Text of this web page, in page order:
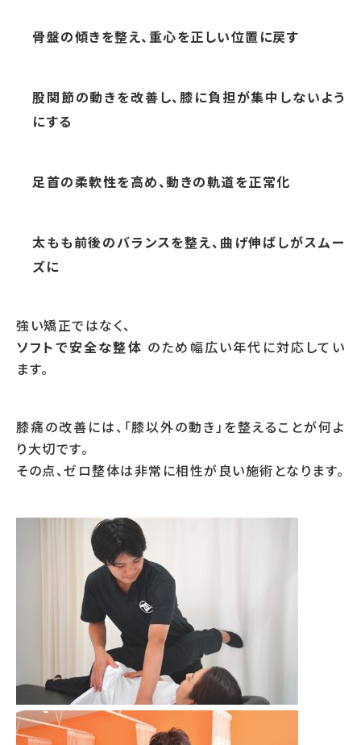
骨盤の傾きを整え、重心を正しい位置に戻す
股関節の動きを改善し、膝に負担が集中しないよう
にする
足首の柔軟性を高め、動きの軌道を正常化
太もも前後のバランスを整え、曲げ伸ばしがスムー
ズに
強い矯正ではなく、
ソフトで安全な整体 のため幅広い年代に対応してい
ます。
膝痛の改善には、「膝以外の動き」を整えることが何よ
り大切です。
その点、ゼロ整体は非常に相性が良い施術となります。